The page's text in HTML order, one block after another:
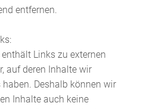
entfernen.
Links zu externen
auf deren Inhalte wir
Deshalb können wir
Inhalte auch keine